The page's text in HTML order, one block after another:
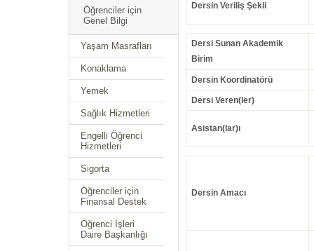
Öğrenciler için
Genel Bilgi
Yaşam Masrafları
Konaklama
Yemek
Sağlık Hizmetleri
Engelli Öğrenci
Hizmetleri
Sigorta
Öğrenciler için
Finansal Destek
Öğrenci İşleri
Daire Başkanlığı
Dersin Veriliş Şekli
Dersi Sunan Akademik
Birim
Dersin Koordinatörü
Dersi Veren(ler)
Asistan(lar)ı
Dersin Amacı